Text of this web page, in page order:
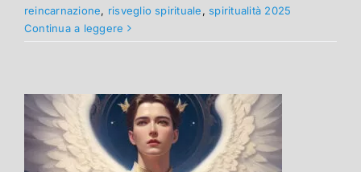
reincarnazione, risveglio spirituale,spiritualità 2025
Continua a leggere